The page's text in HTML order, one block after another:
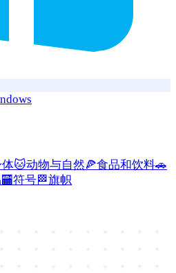
体🐱动物与自然🍕食品和饮料🚗
🏧符号🏁旗帜